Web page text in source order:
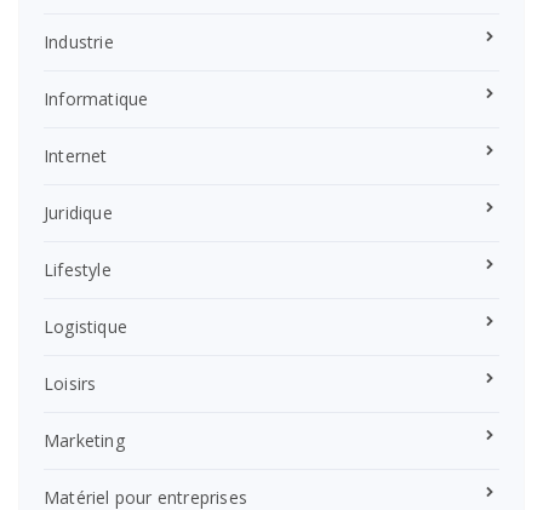
Industrie
Informatique
Internet
Juridique
Lifestyle
Logistique
Loisirs
Marketing
Matériel pour entreprises